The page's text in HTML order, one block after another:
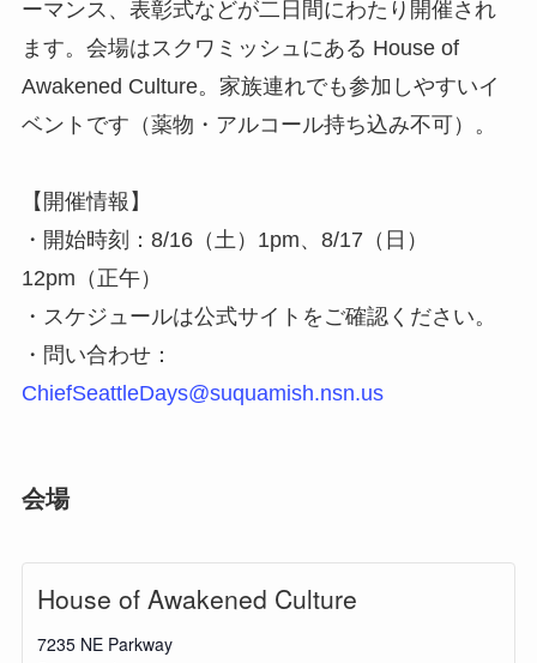
ーマンス、表彰式などが二日間にわたり開催され
ます。会場はスクワミッシュにある House of
Awakened Culture。家族連れでも参加しやすいイ
ベントです（薬物・アルコール持ち込み不可）。
【開催情報】
・開始時刻：8/16（土）1pm、8/17（日）
12pm（正午）
・スケジュールは公式サイトをご確認ください。
・問い合わせ：
ChiefSeattleDays@suquamish.nsn.us
会場
House of Awakened Culture
7235 NE Parkway